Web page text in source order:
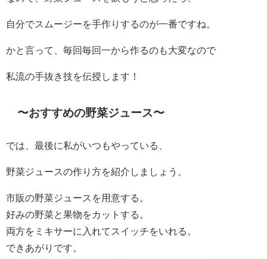
自分でスムージーを手作りするのが一番ですね。
かと言って、毎回毎回一から作るのも大変なので
私流の手抜き技を伝授します！
〜おすすめの野菜ジュース〜
では、最後に私がいつもやっている、
野菜ジュースの作り方を紹介しましょう。
市販の野菜ジュースを用意する。
好みの野菜と果物をカットする。
両方をミキサーに入れてスイッチをいれる。
できあがりです。